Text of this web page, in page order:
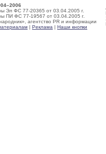
Эл ФС 77-20365 от 03.04.2005 г.
ПИ ФС 77-19567 от 03.04.2005 г.
агентство PR и информации
| Реклама | Наши кнопки